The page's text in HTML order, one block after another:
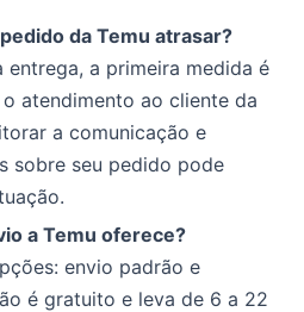
da Temu atrasar?
entrega, a primeira medida é
atendimento ao cliente da
a comunicação e
sobre seu pedido pode
a Temu oferece?
envio padrão e
é gratuito e leva de 6 a 22